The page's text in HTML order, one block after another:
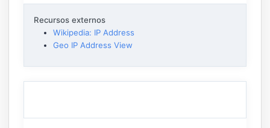
Recursos externos
Wikipedia: IP Address
Geo IP Address View